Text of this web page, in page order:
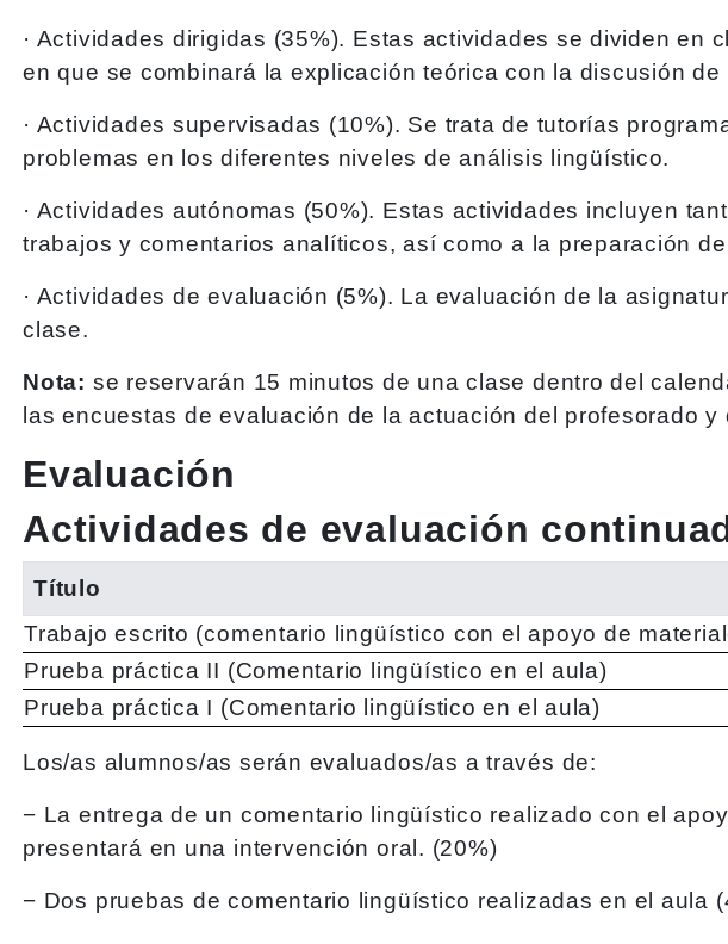
· Actividades dirigidas (35%). Estas actividades se dividen
en que se combinará la explicación teórica con la discusión de
· Actividades supervisadas (10%). Se trata de tutorías
problemas en los diferentes niveles de análisis lingüístico.
· Actividades autónomas (50%). Estas actividades incluyen
trabajos y comentarios analíticos, así como a la preparación
· Actividades de evaluación (5%). La evaluación de la
clase.
Nota: se reservarán 15 minutos de una clase dentro del
las encuestas de evaluación de la actuación del profesorado
Evaluación
Actividades de evaluación
Título
Trabajo escrito (comentario lingüístico con el apoyo de
Prueba práctica II (Comentario lingüístico en el aula)
Prueba práctica I (Comentario lingüístico en el aula)
Los/as alumnos/as serán evaluados/as a través de:
− La entrega de un comentario lingüístico realizado con el
presentará en una intervención oral. (20%)
− Dos pruebas de comentario lingüístico realizadas en el aula